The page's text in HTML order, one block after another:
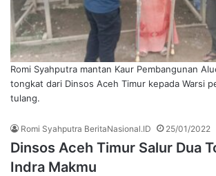
Romi Syahputra mantan Kaur Pembangunan
tongkat dari Dinsos Aceh Timur kepada Warsi
tulang.
Romi Syahputra BeritaNasional.ID 25/01/2022
Dinsos Aceh Timur Salur Dua
Indra Makmu